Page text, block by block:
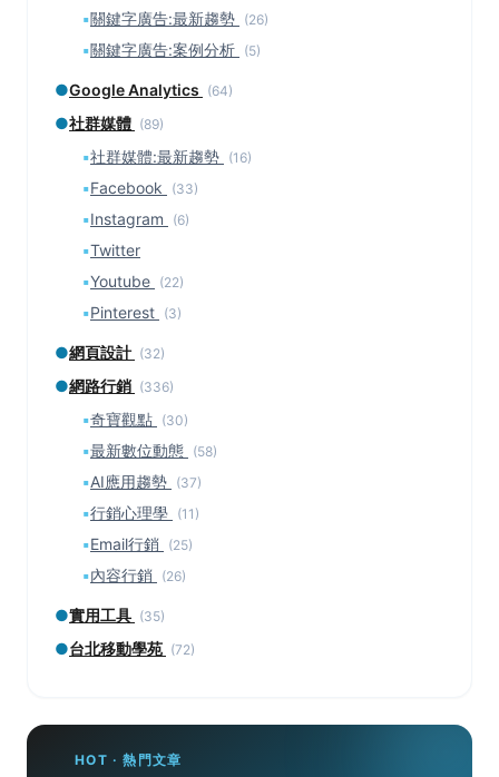
▪關鍵字廣告:最新趨勢 (26)
▪關鍵字廣告:案例分析 (5)
●Google Analytics (64)
●社群媒體 (89)
▪社群媒體:最新趨勢 (16)
▪Facebook (33)
▪Instagram (6)
▪Twitter
▪Youtube (22)
▪Pinterest (3)
●網頁設計 (32)
●網路行銷 (336)
▪奇寶觀點 (30)
▪最新數位動態 (58)
▪AI應用趨勢 (37)
▪行銷心理學 (11)
▪Email行銷 (25)
▪內容行銷 (26)
●實用工具 (35)
●台北移動學苑 (72)
HOT · 熱門文章